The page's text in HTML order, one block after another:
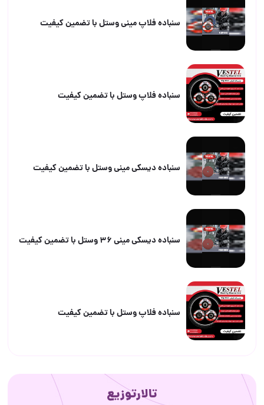
سنباده فلاپ مینی وستل با تضمین کیفیت
سنباده فلاپ وستل با تضمین کیفیت
سنباده دیسکی مینی وستل با تضمین کیفیت
سنباده دیسکی مینی ۳۶ وستل با تضمین کیفیت
سنباده فلاپ وستل با تضمین کیفیت
تالارتوزیع